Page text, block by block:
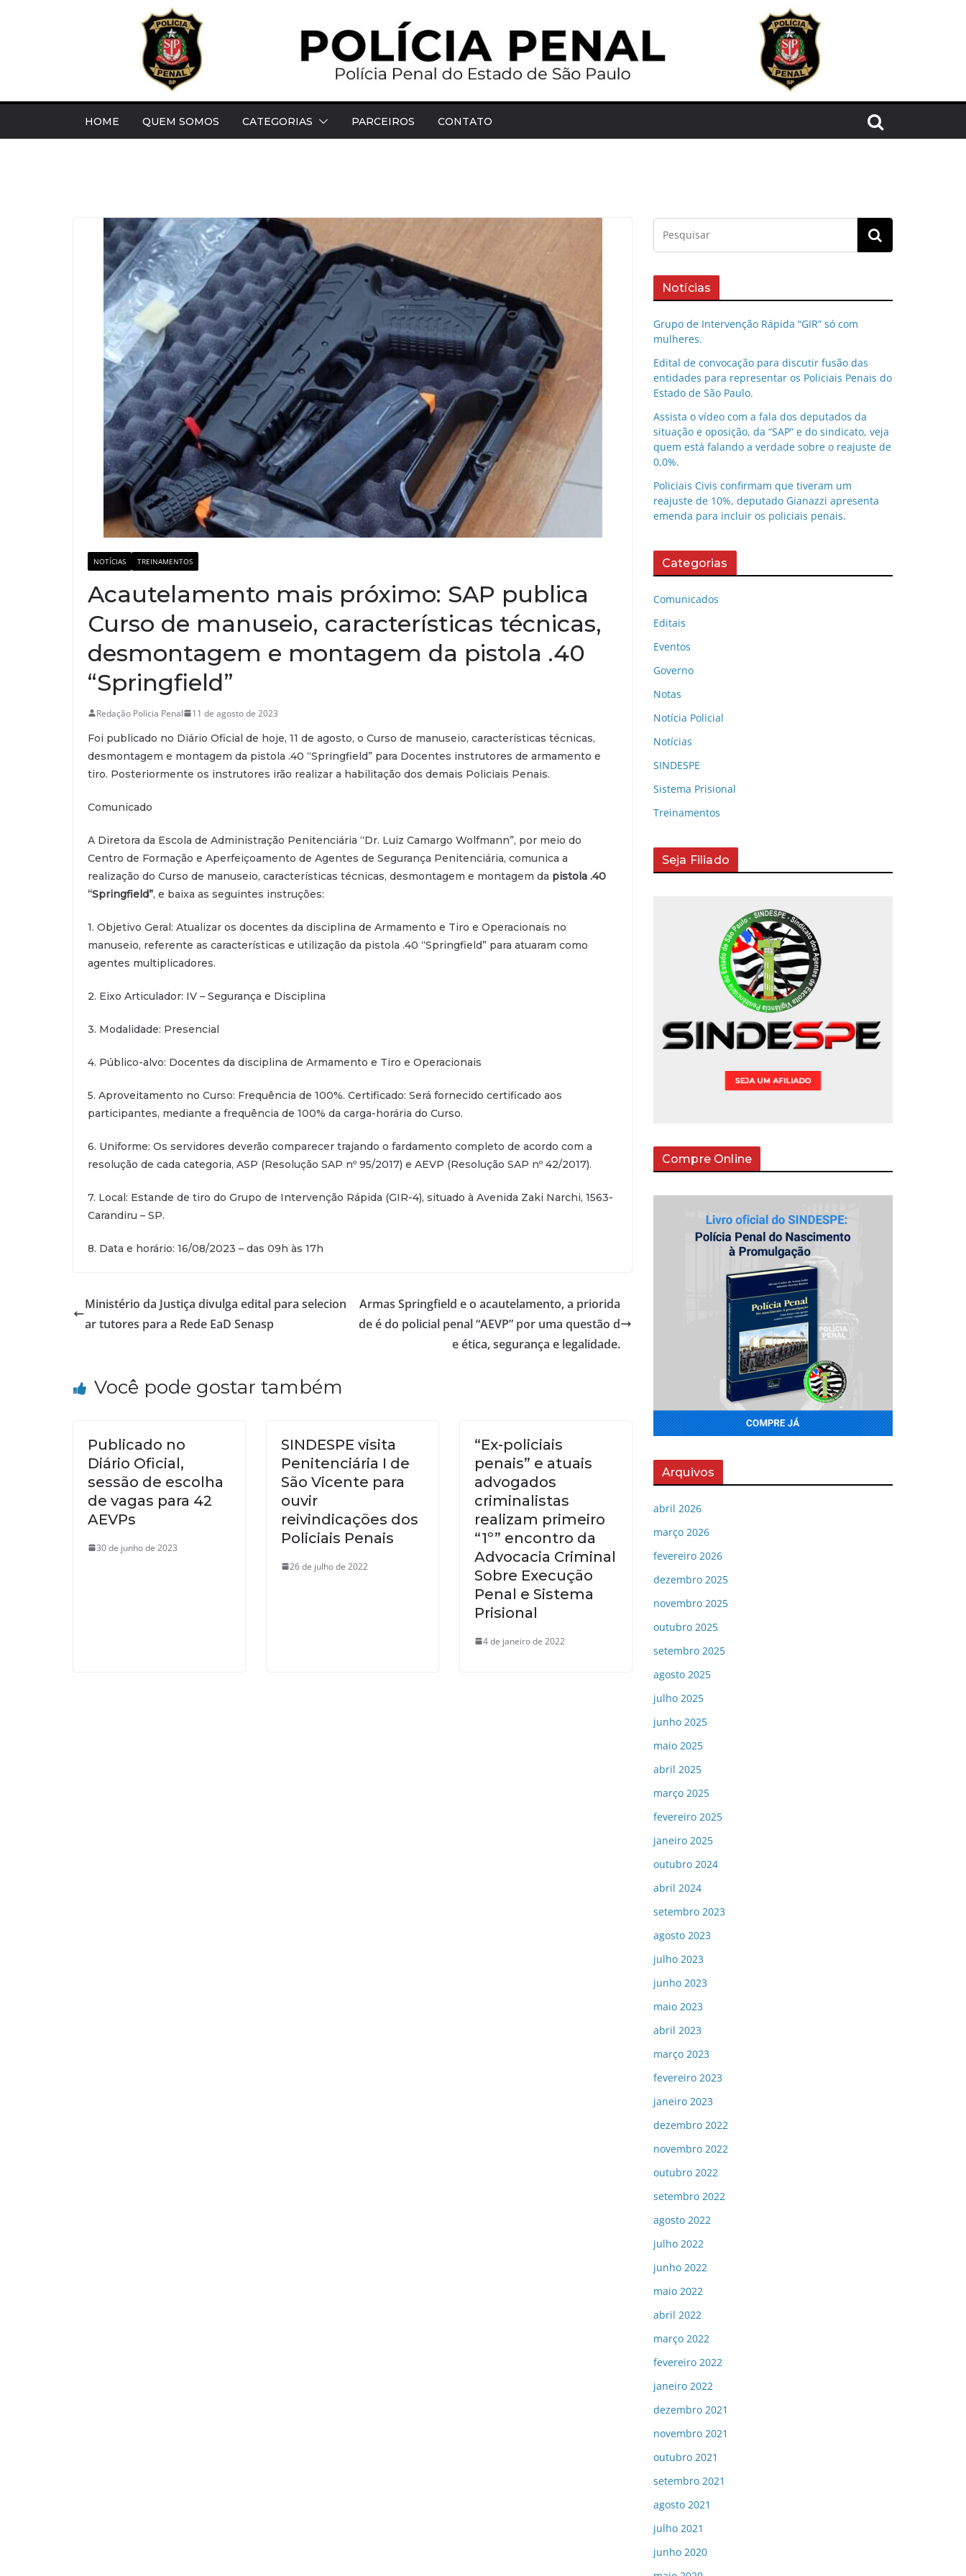
HOME QUEM SOMOS CATEGORIAS PARCEIROS CONTATO
NOTÍCIAS TREINAMENTOS
Acautelamento mais próximo: SAP publica
Curso de manuseio, características técnicas,
desmontagem e montagem da pistola .40
“Springfield”
Redação Polícia Penal 11 de agosto de 2023
Foi publicado no Diário Oficial de hoje, 11 de agosto, o Curso de manuseio, características técnicas,
desmontagem e montagem da pistola .40 “Springfield” para Docentes instrutores de armamento e
tiro. Posteriormente os instrutores irão realizar a habilitação dos demais Policiais Penais.
Comunicado
A Diretora da Escola de Administração Penitenciária “Dr. Luiz Camargo Wolfmann”, por meio do
Centro de Formação e Aperfeiçoamento de Agentes de Segurança Penitenciária, comunica a
realização do Curso de manuseio, características técnicas, desmontagem e montagem da pistola .40
“Springfield”, e baixa as seguintes instruções:
1. Objetivo Geral: Atualizar os docentes da disciplina de Armamento e Tiro e Operacionais no
manuseio, referente as características e utilização da pistola .40 “Springfield” para atuaram como
agentes multiplicadores.
2. Eixo Articulador: IV – Segurança e Disciplina
3. Modalidade: Presencial
4. Público-alvo: Docentes da disciplina de Armamento e Tiro e Operacionais
5. Aproveitamento no Curso: Frequência de 100%. Certificado: Será fornecido certificado aos
participantes, mediante a frequência de 100% da carga-horária do Curso.
6. Uniforme: Os servidores deverão comparecer trajando o fardamento completo de acordo com a
resolução de cada categoria, ASP (Resolução SAP nº 95/2017) e AEVP (Resolução SAP nº 42/2017).
7. Local: Estande de tiro do Grupo de Intervenção Rápida (GIR-4), situado à Avenida Zaki Narchi, 1563-
Carandiru – SP.
8. Data e horário: 16/08/2023 – das 09h às 17h
Ministério da Justiça divulga edital para selecion
ar tutores para a Rede EaD Senasp
Armas Springfield e o acautelamento, a priorida
de é do policial penal “AEVP” por uma questão d
e ética, segurança e legalidade.
Você pode gostar também
Publicado no
Diário Oficial,
sessão de escolha
de vagas para 42
AEVPs
30 de junho de 2023
SINDESPE visita
Penitenciária I de
São Vicente para
ouvir
reivindicações dos
Policiais Penais
26 de julho de 2022
“Ex-policiais
penais” e atuais
advogados
criminalistas
realizam primeiro
“1º” encontro da
Advocacia Criminal
Sobre Execução
Penal e Sistema
Prisional
4 de janeiro de 2022
Notícias
Grupo de Intervenção Rápida “GIR” só com
mulheres.
Edital de convocação para discutir fusão das
entidades para representar os Policiais Penais do
Estado de São Paulo.
Assista o vídeo com a fala dos deputados da
situação e oposição, da “SAP” e do sindicato, veja
quem está falando a verdade sobre o reajuste de
0,0%.
Policiais Civis confirmam que tiveram um
reajuste de 10%, deputado Gianazzi apresenta
emenda para incluir os policiais penais.
Categorias
Comunicados
Editais
Eventos
Governo
Notas
Notícia Policial
Notícias
SINDESPE
Sistema Prisional
Treinamentos
Seja Filiado
Compre Online
Arquivos
abril 2026
março 2026
fevereiro 2026
dezembro 2025
novembro 2025
outubro 2025
setembro 2025
agosto 2025
julho 2025
junho 2025
maio 2025
abril 2025
março 2025
fevereiro 2025
janeiro 2025
outubro 2024
abril 2024
setembro 2023
agosto 2023
julho 2023
junho 2023
maio 2023
abril 2023
março 2023
fevereiro 2023
janeiro 2023
dezembro 2022
novembro 2022
outubro 2022
setembro 2022
agosto 2022
julho 2022
junho 2022
maio 2022
abril 2022
março 2022
fevereiro 2022
janeiro 2022
dezembro 2021
novembro 2021
outubro 2021
setembro 2021
agosto 2021
julho 2021
junho 2020